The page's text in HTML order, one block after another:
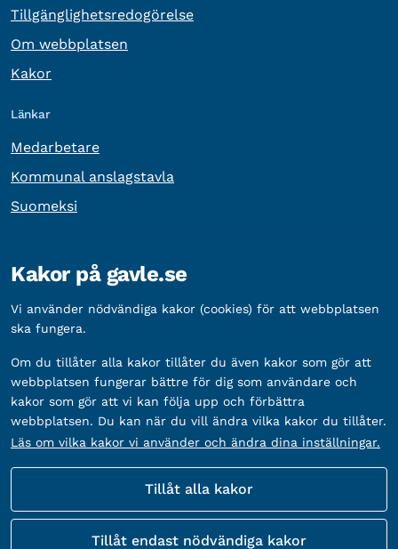
Tillgänglighetsredogörelse
Om webbplatsen
Kakor
Länkar
Medarbetare
Kommunal anslagstavla
Suomeksi
Organisationsnummer: 212000-2338
Bankgironummer: 5888-2333
Fler sätt att följa oss
Kakor på gavle.se
Vi använder nödvändiga kakor (cookies) för att webbplatsen
ska fungera.
Om du tillåter alla kakor tillåter du även kakor som gör att
webbplatsen fungerar bättre för dig som användare och
kakor som gör att vi kan följa upp och förbättra
webbplatsen. Du kan när du vill ändra vilka kakor du tillåter.
Läs om vilka kakor vi använder och ändra dina inställningar.
Tillåt alla kakor
Tillåt endast nödvändiga kakor